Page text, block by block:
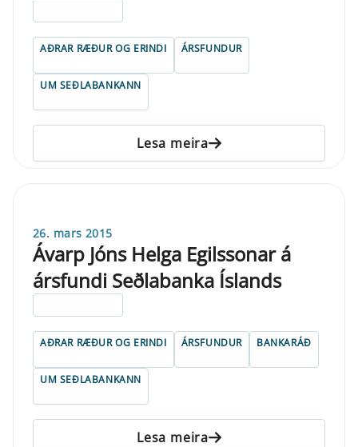
AÐRAR RÆÐUR OG ERINDI ÁRSFUNDUR
UM SEÐLABANKANN
Lesa meira
26. mars 2015
Ávarp Jóns Helga Egilssonar á
ársfundi Seðlabanka Íslands
AÐRAR RÆÐUR OG ERINDI ÁRSFUNDUR BANKARÁÐ
UM SEÐLABANKANN
Lesa meira